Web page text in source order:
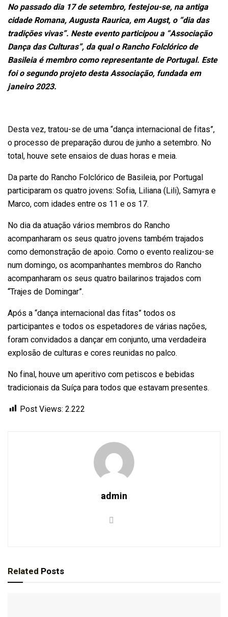
No passado dia 17 de setembro, festejou-se, na antiga
cidade Romana, Augusta Raurica, em Augst, o “dia das
tradições vivas”. Neste evento participou a “Associação
Dança das Culturas”, da qual o Rancho Folclórico de
Basileia é membro como representante de Portugal. Este
foi o segundo projeto desta Associação, fundada em
janeiro 2023.
Desta vez, tratou-se de uma “dança internacional de fitas”,
o processo de preparação durou de junho a setembro. No
total, houve sete ensaios de duas horas e meia.
Da parte do Rancho Folclórico de Basileia, por Portugal
participaram os quatro jovens: Sofia, Liliana (Lili), Samyra e
Marco, com idades entre os 11 e os 17.
No dia da atuação vários membros do Rancho
acompanharam os seus quatro jovens também trajados
como demonstração de apoio. Como o evento realizou-se
num domingo, os acompanhantes membros do Rancho
acompanharam os seus quatro bailarinos trajados com
“Trajes de Domingar”.
Após a “dança internacional das fitas” todos os
participantes e todos os espetadores de várias nações,
foram convidados a dançar em conjunto, uma verdadeira
explosão de culturas e cores reunidas no palco.
No final, houve um aperitivo com petiscos e bebidas
tradicionais da Suíça para todos que estavam presentes.
Post Views: 2.222
admin
Related Posts